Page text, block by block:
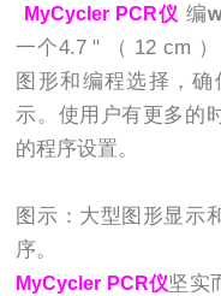
MyCycler PCR仪 编
一个4.7 " （ 12 cm
图形和编程选择，
示。使用户有更多的
的程序设置。
图示：大型图形显示
序。
MyCycler PCR仪坚实